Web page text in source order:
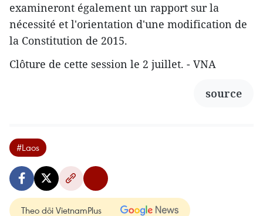
examineront également un rapport sur la
nécessité et l'orientation d'une modification de
la Constitution de 2015.
Clôture de cette session le 2 juillet. - VNA
source
#Laos
Theo dõi VietnamPlus